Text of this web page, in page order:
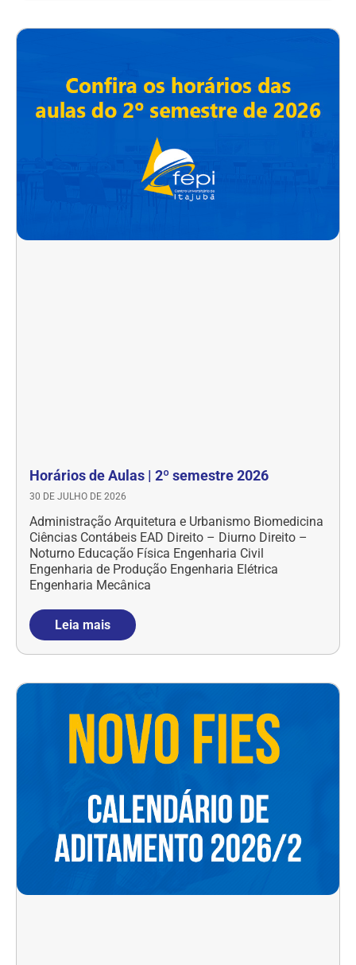
Horários de Aulas | 2º semestre 2026
30 DE JULHO DE 2026
Administração Arquitetura e Urbanismo Biomedicina
Ciências Contábeis EAD Direito – Diurno Direito –
Noturno Educação Física Engenharia Civil
Engenharia de Produção Engenharia Elétrica
Engenharia Mecânica
Leia mais